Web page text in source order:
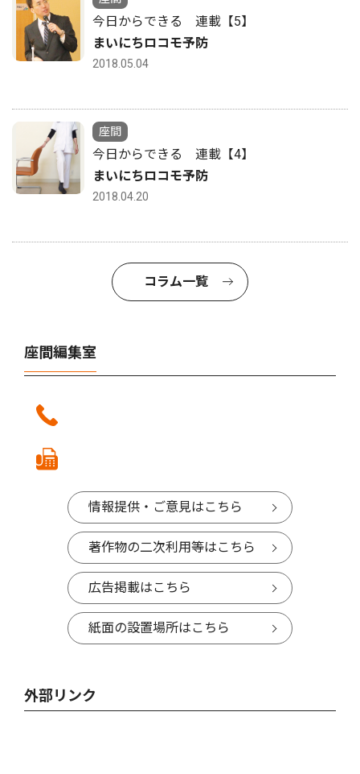
今日からできる 連載【5】
まいにちロコモ予防
2018.05.04
座間
今日からできる 連載【4】
まいにちロコモ予防
2018.04.20
コラム一覧
座間編集室
情報提供・ご意見はこちら
著作物の二次利用等はこちら
広告掲載はこちら
紙面の設置場所はこちら
外部リンク